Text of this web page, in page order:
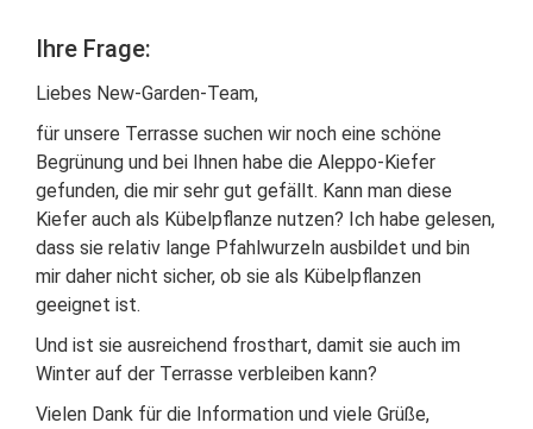
Ihre Frage:
Liebes New-Garden-Team,
für unsere Terrasse suchen wir noch eine schöne
Begrünung und bei Ihnen habe die Aleppo-Kiefer
gefunden, die mir sehr gut gefällt. Kann man diese
Kiefer auch als Kübelpflanze nutzen? Ich habe gelesen,
dass sie relativ lange Pfahlwurzeln ausbildet und bin
mir daher nicht sicher, ob sie als Kübelpflanzen
geeignet ist.
Und ist sie ausreichend frosthart, damit sie auch im
Winter auf der Terrasse verbleiben kann?
Vielen Dank für die Information und viele Grüße,